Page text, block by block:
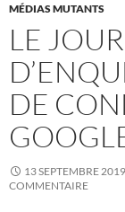
MÉDIAS MUTANTS
LE
DE
13 SEPTEMBRE 2019
COMMENTAIRE